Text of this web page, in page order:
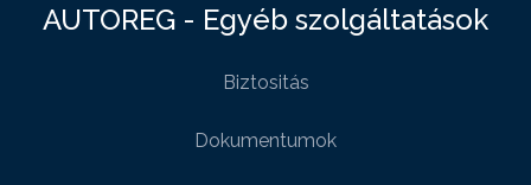
AUTOREG - Egyéb szolgáltatások
Biztositás
Dokumentumok